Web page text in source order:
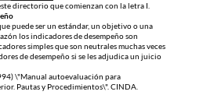
directorio que comienzan con la letra I.
puede ser un estándar, un objetivo o una
los indicadores de desempeño son
simples que son neutrales muchas veces
de desempeño si se les adjudica un juicio
\"Manual autoevaluación para
Pautas y Procedimientos\". CINDA.